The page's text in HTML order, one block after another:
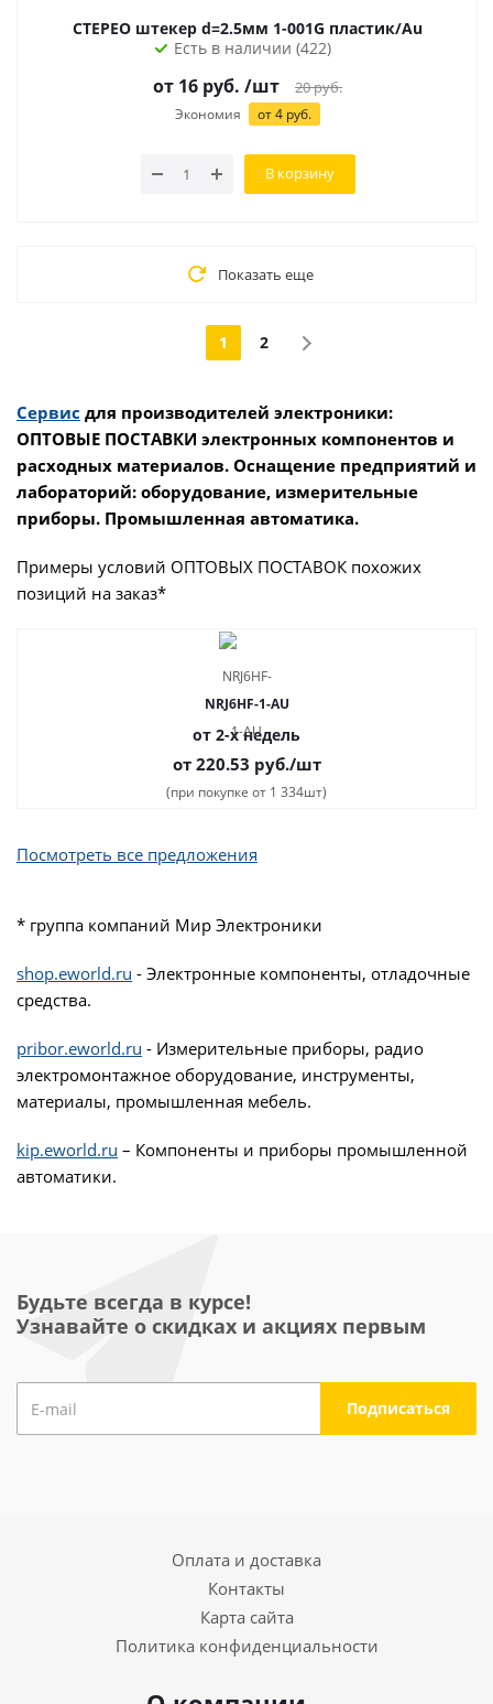
СТЕРЕО штекер d=2.5мм 1-001G пластик/Au
Есть в наличии (422)
от 16 руб. /шт 20руб.
Экономия от4 руб.
В корзину
Показать еще
1 2
Сервис для производителей электроники:
ОПТОВЫЕ ПОСТАВКИ электронных компонентов и
расходных материалов. Оснащение предприятий и
лабораторий: оборудование, измерительные
приборы. Промышленная автоматика.
Примеры условий ОПТОВЫХ ПОСТАВОК похожих
позиций на заказ*
NRJ6HF-1-AU
от 2-х недель
от 220.53 руб./шт
(при покупке от 1 334шт)
Посмотреть все предложения
* группа компаний Мир Электроники
shop.eworld.ru - Электронные компоненты, отладочные
средства.
pribor.eworld.ru - Измерительные приборы, радио
электромонтажное оборудование, инструменты,
материалы, промышленная мебель.
kip.eworld.ru – Компоненты и приборы промышленной
автоматики.
Будьте всегда в курсе!
Узнавайте о скидках и акциях первым
Оплата и доставка
Контакты
Карта сайта
Политика конфиденциальности